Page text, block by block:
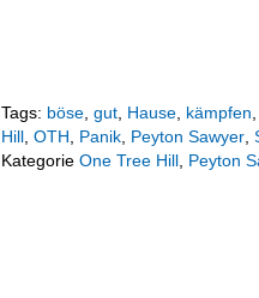
Tags: böse gut Hause kämpfen
Hill OTH Panik Peyton Sawyer
Kategorie One Tree Hill Peyton